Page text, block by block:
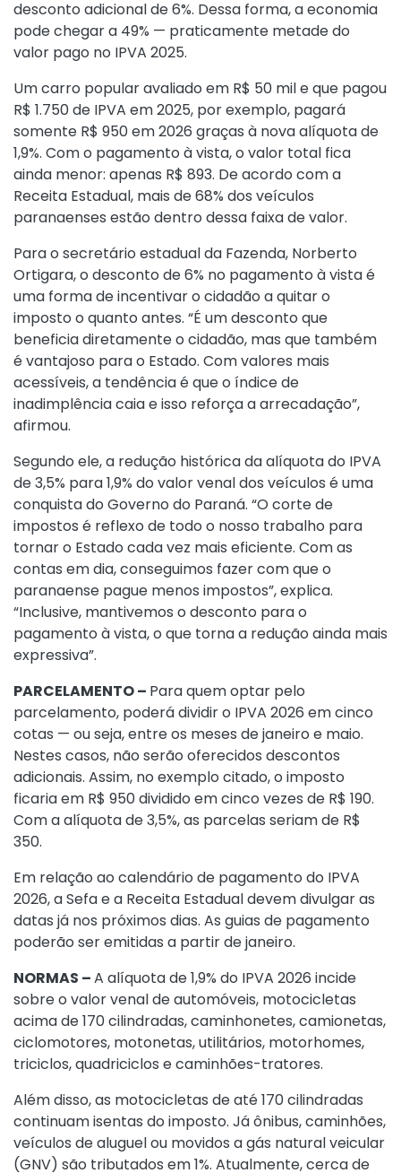
desconto adicional de 6%. Dessa forma, a economia
pode chegar a 49% — praticamente metade do
valor pago no IPVA 2025.
Um carro popular avaliado em R$ 50 mil e que pagou
R$ 1.750 de IPVA em 2025, por exemplo, pagará
somente R$ 950 em 2026 graças à nova alíquota de
1,9%. Com o pagamento à vista, o valor total fica
ainda menor: apenas R$ 893. De acordo com a
Receita Estadual, mais de 68% dos veículos
paranaenses estão dentro dessa faixa de valor.
Para o secretário estadual da Fazenda, Norberto
Ortigara, o desconto de 6% no pagamento à vista é
uma forma de incentivar o cidadão a quitar o
imposto o quanto antes. “É um desconto que
beneficia diretamente o cidadão, mas que também
é vantajoso para o Estado. Com valores mais
acessíveis, a tendência é que o índice de
inadimplência caia e isso reforça a arrecadação”,
afirmou.
Segundo ele, a redução histórica da alíquota do IPVA
de 3,5% para 1,9% do valor venal dos veículos é uma
conquista do Governo do Paraná. “O corte de
impostos é reflexo de todo o nosso trabalho para
tornar o Estado cada vez mais eficiente. Com as
contas em dia, conseguimos fazer com que o
paranaense pague menos impostos”, explica.
“Inclusive, mantivemos o desconto para o
pagamento à vista, o que torna a redução ainda mais
expressiva”.
PARCELAMENTO – Para quem optar pelo
parcelamento, poderá dividir o IPVA 2026 em cinco
cotas — ou seja, entre os meses de janeiro e maio.
Nestes casos, não serão oferecidos descontos
adicionais. Assim, no exemplo citado, o imposto
ficaria em R$ 950 dividido em cinco vezes de R$ 190.
Com a alíquota de 3,5%, as parcelas seriam de R$
350.
Em relação ao calendário de pagamento do IPVA
2026, a Sefa e a Receita Estadual devem divulgar as
datas já nos próximos dias. As guias de pagamento
poderão ser emitidas a partir de janeiro.
NORMAS –A alíquota de 1,9% do IPVA 2026 incide
sobre o valor venal de automóveis, motocicletas
acima de 170 cilindradas, caminhonetes, camionetas,
ciclomotores, motonetas, utilitários, motorhomes,
triciclos, quadriciclos e caminhões-tratores.
Além disso, as motocicletas de até 170 cilindradas
continuam isentas do imposto. Já ônibus, caminhões,
veículos de aluguel ou movidos a gás natural veicular
(GNV) são tributados em 1%. Atualmente, cerca de